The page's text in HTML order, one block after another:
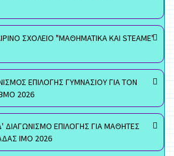
ΣΧΟΛΕΙΟ "ΜΑΘΗΜΑΤΙΚΑ ΚΑΙ STEAME"
ΕΠΙΛΟΓΗΣ ΓΥΜΝΑΣΙΟΥ ΓΙΑ ΤΟΝ
2026
ΔΙΑΓΩΝΙΣΜΟ ΕΠΙΛΟΓΗΣ ΓΙΑ ΜΑΘΗΤΕΣ
ΙΜΟ 2026